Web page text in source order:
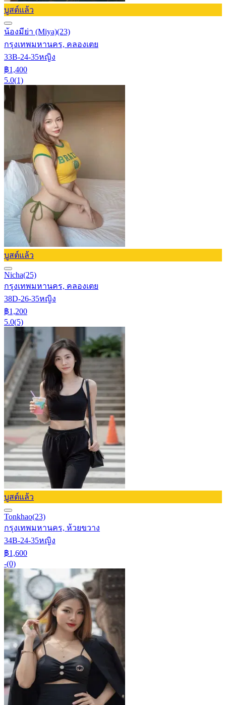
บูสต์แล้ว
น้องมีย่า (Miya)(23)
กรุงเทพมหานคร, คลองเตย
33B-24-35หญิง
฿1,400
5.0(1)
บูสต์แล้ว
Nicha(25)
กรุงเทพมหานคร, คลองเตย
38D-26-35หญิง
฿1,200
5.0(5)
บูสต์แล้ว
Tonkhao(23)
กรุงเทพมหานคร, ห้วยขวาง
34B-24-35หญิง
฿1,600
-(0)